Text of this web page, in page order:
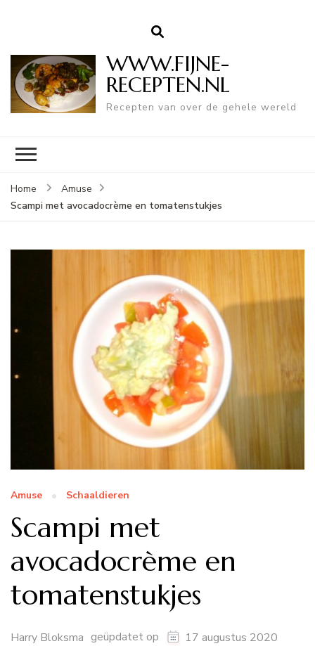
WWW.FIJNE-
RECEPTEN.NL
Recepten van over de gehele wereld
Home
Amuse
Scampi met avocadocrème en tomatenstukjes
Amuse Schaaldieren
Scampi met
avocadocrème en
tomatenstukjes
Harry Bloksma geüpdatet op 17 augustus 2020